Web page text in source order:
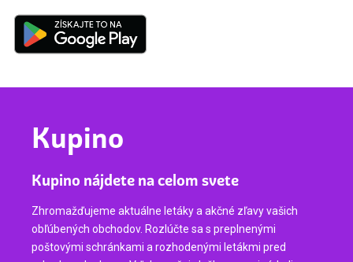
Kupino
Kupino nájdete na celom svete
Zhromažďujeme aktuálne letáky a akčné zľavy vašich
obľúbených obchodov. Rozlúčte sa s preplnenými
poštovými schránkami a rozhodenými letákmi pred